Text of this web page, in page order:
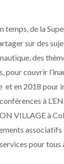
de la
sur des
des
pour couvrir
et en 2018
à
VILLAGE à
pour